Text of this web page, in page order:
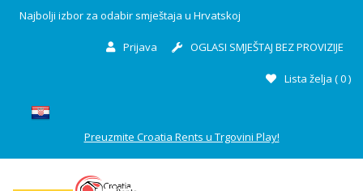
Najbolji izbor za odabir smještaja u Hrvatskoj
Prijava OGLASI SMJEŠTAJ BEZ PROVIZIJE
Lista želja (0)
Preuzmite Croatia Rents u Trgovini Play!